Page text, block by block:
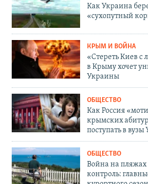
Как Украина
«сухопутный
КРЫМ И ВОЙНА
«Стереть Киев с
в Крыму хочет
Украины
ОБЩЕСТВО
Как Россия
крымских
поступать в
ОБЩЕСТВО
Война на пляжах
контроль: